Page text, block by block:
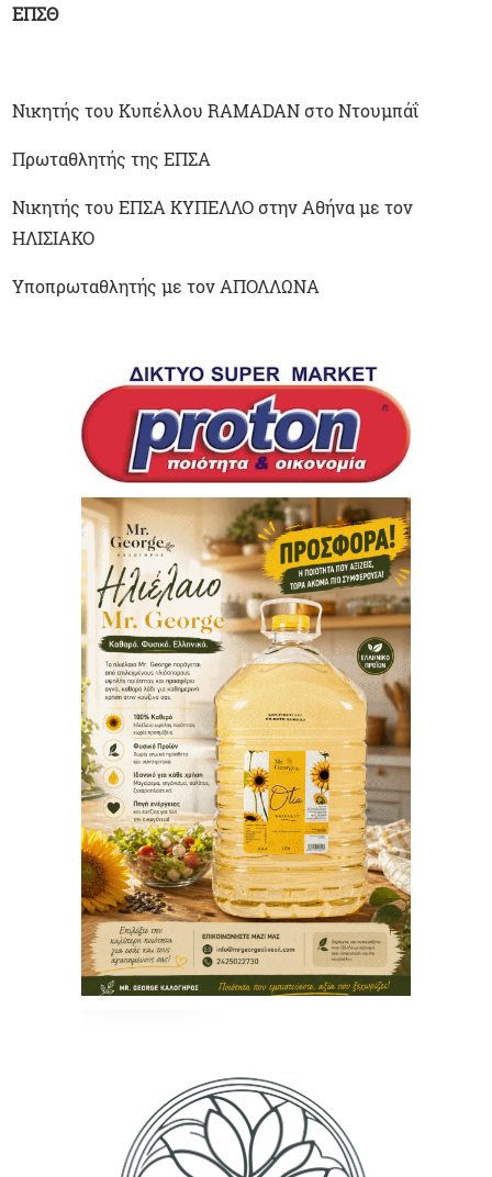
ΕΠΣΘ
Νικητής του Κυπέλλου RAMADAN στο Ντουμπάΐ
Πρωταθλητής της ΕΠΣΑ
Νικητής του ΕΠΣΑ ΚΥΠΕΛΛΟ στην Αθήνα με τον
ΗΛΙΣΙΑΚΟ
Υποπρωταθλητής με τον ΑΠΟΛΛΩΝΑ